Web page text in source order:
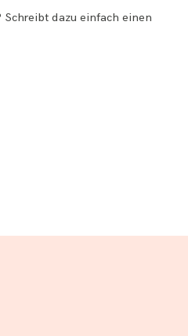
dazu einfach einen